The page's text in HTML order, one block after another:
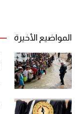
المواضيع الأخيرة